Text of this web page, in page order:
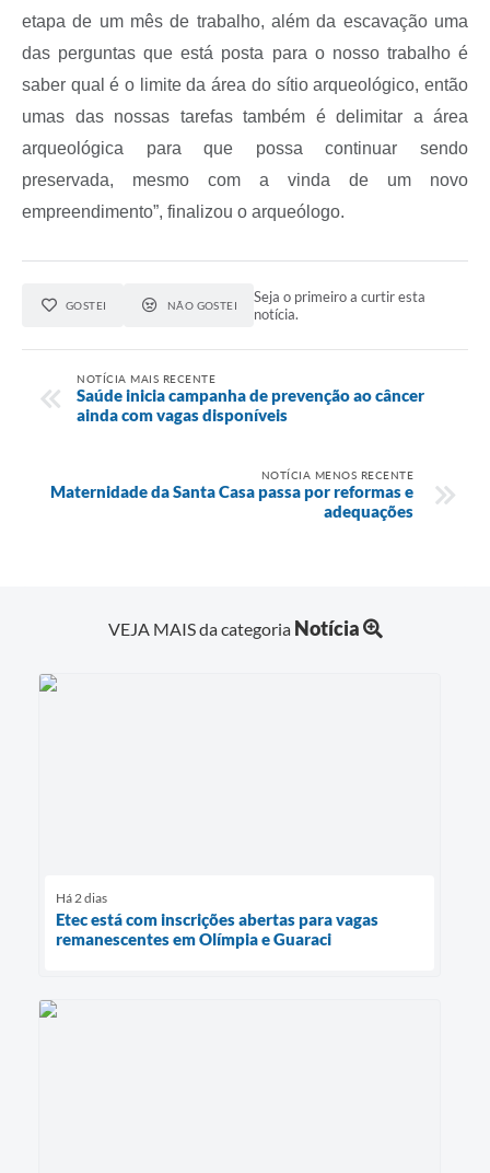
etapa de um mês de trabalho, além da escavação uma
das perguntas que está posta para o nosso trabalho é
saber qual é o limite da área do sítio arqueológico, então
umas das nossas tarefas também é delimitar a área
arqueológica para que possa continuar sendo
preservada, mesmo com a vinda de um novo
empreendimento”, finalizou o arqueólogo.
GOSTEI NÃO GOSTEI
Seja o primeiro a curtir esta
notícia.
NOTÍCIA MAIS RECENTE
Saúde inicia campanha de prevenção ao câncer
ainda com vagas disponíveis
NOTÍCIA MENOS RECENTE
Maternidade da Santa Casa passa por reformas e
adequações
VEJA MAIS da categoria Notícia
Há 2 dias
Etec está com inscrições abertas para vagas
remanescentes em Olímpia e Guaraci